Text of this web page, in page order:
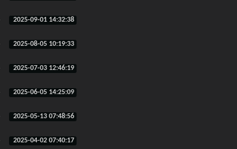
2025-09-01 14:32:38
2025-08-05 10:19:33
2025-07-03 12:46:19
2025-06-05 14:25:09
2025-05-13 07:48:56
2025-04-02 07:40:17